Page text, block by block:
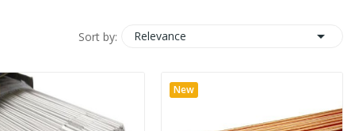
Sort by: Relevance 
New